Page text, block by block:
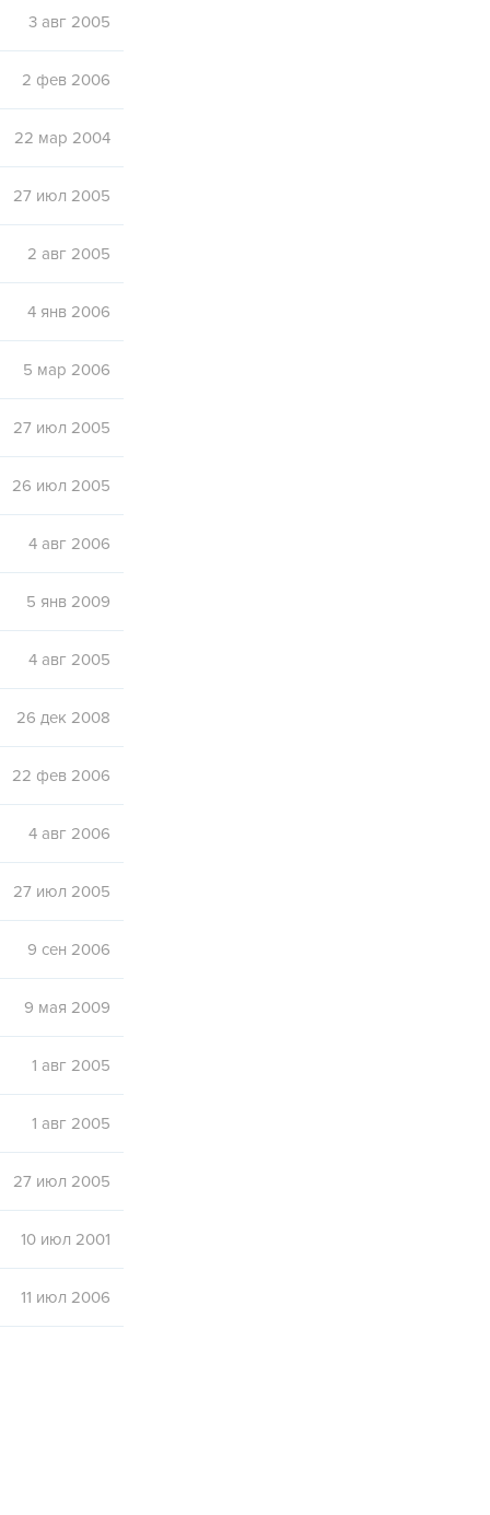
3 авг 2005
2 фев 2006
22 мар 2004
27 июл 2005
2 авг 2005
4 янв 2006
5 мар 2006
27 июл 2005
26 июл 2005
4 авг 2006
5 янв 2009
4 авг 2005
26 дек 2008
22 фев 2006
4 авг 2006
27 июл 2005
9 сен 2006
9 мая 2009
1 авг 2005
1 авг 2005
27 июл 2005
10 июл 2001
11 июл 2006